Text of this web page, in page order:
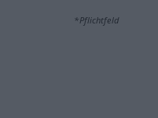
*Pflichtfeld